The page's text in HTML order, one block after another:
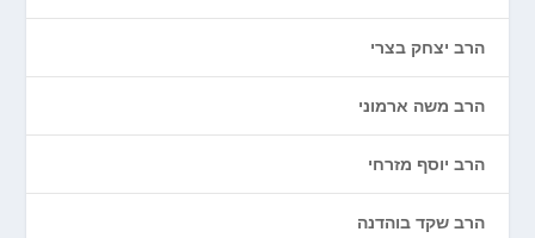
הרב יצחק בצרי
הרב משה ארמוני
הרב יוסף מזרחי
הרב שקד בוהדנה